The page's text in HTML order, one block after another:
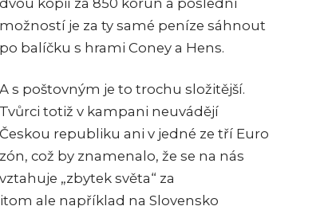
dvou kopií za 850 korun a poslední
možností je za ty samé peníze sáhnout
po balíčku s hrami Coney a Hens.
A s poštovným je to trochu složitější.
Tvůrci totiž v kampani neuvádějí
Českou republiku ani v jedné ze tří Euro
zón, což by znamenalo, že se na nás
vztahuje „zbytek světa“ za
ale například na Slovensko